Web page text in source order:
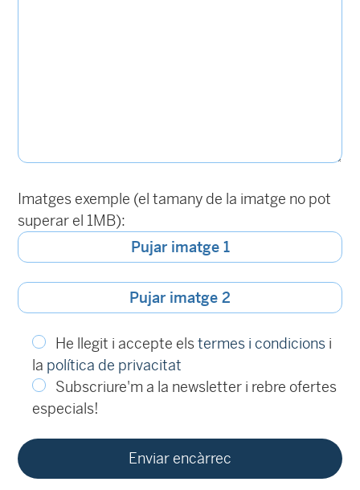
Imatges exemple (el tamany de la imatge no pot
superar el 1MB):
Pujar imatge 1
Pujar imatge 2
He llegit i accepte elstermes i condicions i
la política de privacitat
Subscriure'm a la newsletter i rebre ofertes
especials!